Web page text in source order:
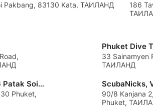
Pakbang, 83130 Kata, ТАИЛАНД
186
Oceanic Dive Center, 8/6 Patak Soi 5, Kata beach
Phuket,
33 Sainamyen Patong, 83150 Phuket,
ТАИЛАНД
90/8 Kanjana
Phuket,